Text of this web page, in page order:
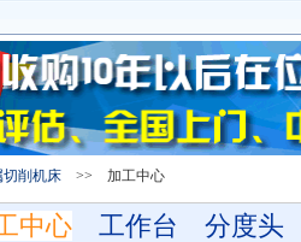
切削机床 >> 加工中心
中心 工作台
分度头